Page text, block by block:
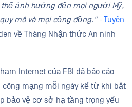
thể ảnh hưởng đến mọi người Mỹ,
mô và mọi cộng đồng." -Tuyên
về Tháng Nhận thức An ninh
Internet của FBI đã báo cáo
mạng mỗi ngày kể từ khi bắt
bảo vệ cơ sở hạ tầng trọng yếu